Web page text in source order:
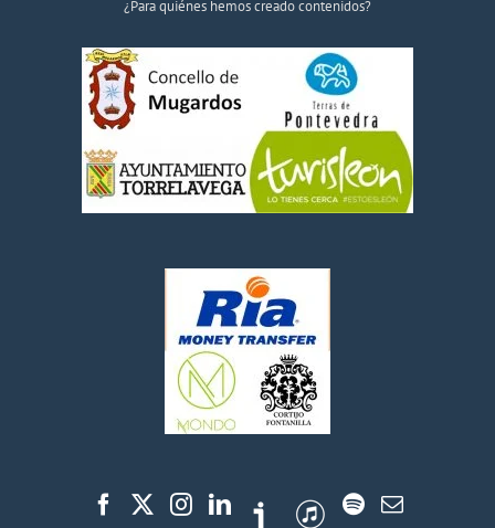
¿Para quiénes hemos creado contenidos?